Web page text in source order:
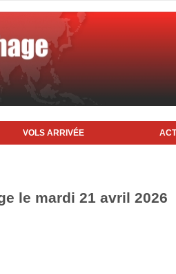
VOLS ARRIVÉE
le mardi 21 avril 2026